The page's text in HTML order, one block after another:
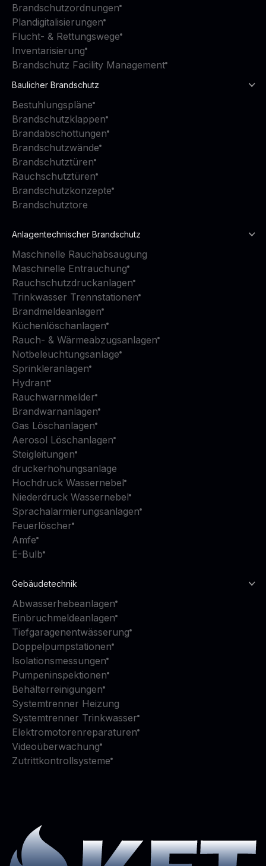
Brandschutzordnungen
Plandigitalisierungen
Flucht- & Rettungswege
Inventarisierung
Brandschutz Facility Management
Baulicher Brandschutz
Bestuhlungspläne
Brandschutzklappen
Brandabschottungen
Brandschutzwände
Brandschutztüren
Rauchschutztüren
Brandschutzkonzepte
Brandschutztore
Anlagentechnischer Brandschutz
Maschinelle Rauchabsaugung
Maschinelle Entrauchung
Rauchschutzdruckanlagen
Trinkwasser Trennstationen
Brandmeldeanlagen
Küchenlöschanlagen
Rauch- & Wärmeabzugsanlagen
Notbeleuchtungsanlage
Sprinkleranlagen
Hydrant
Rauchwarnmelder
Brandwarnanlagen
Gas Löschanlagen
Aerosol Löschanlagen
Steigleitungen
druckerhohungsanlage
Hochdruck Wassernebel
Niederdruck Wassernebel
Sprachalarmierungsanlagen
Feuerlöscher
Amfe
E-Bulb
Gebäudetechnik
Abwasserhebeanlagen
Einbruchmeldeanlagen
Tiefgaragenentwässerung
Doppelpumpstationen
Isolationsmessungen
Pumpeninspektionen
Behälterreinigungen
Systemtrenner Heizung
Systemtrenner Trinkwasser
Elektromotorenreparaturen
Videoüberwachung
Zutrittkontrollsysteme